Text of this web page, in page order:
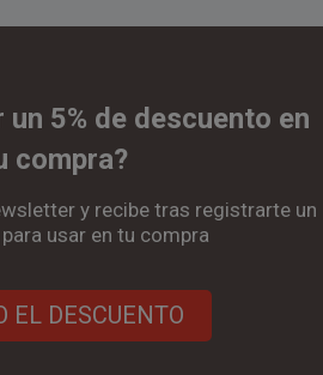
5% de descuento en
compra?
y recibe tras registrarte un
usar en tu compra
EL DESCUENTO